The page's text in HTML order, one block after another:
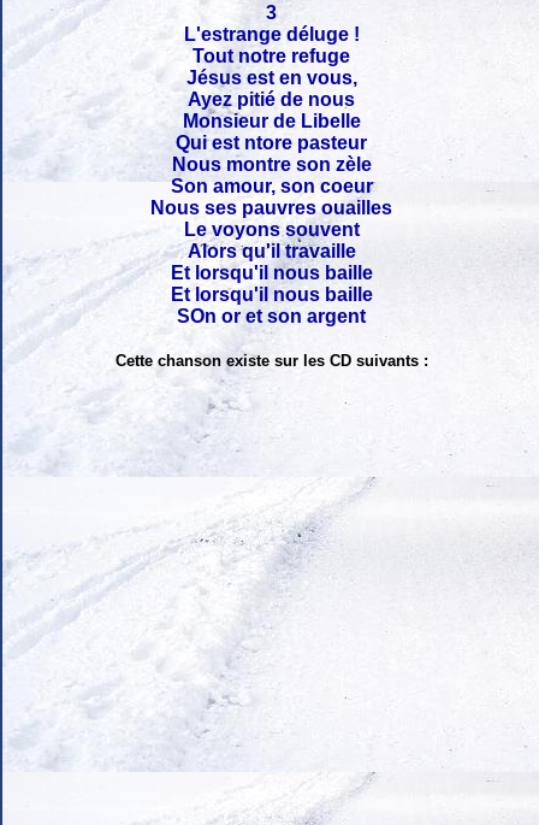
3
L'estrange déluge !
Tout notre refuge
Jésus est en vous,
Ayez pitié de nous
Monsieur de Libelle
Qui est ntore pasteur
Nous montre son zèle
Son amour, son coeur
Nous ses pauvres ouailles
Le voyons souvent
Alors qu'il travaille
Et lorsqu'il nous baille
Et lorsqu'il nous baille
SOn or et son argent
Cette chanson existe sur les CD suivants :